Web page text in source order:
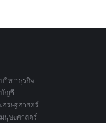
ริหารธุรกิจ
ญชี
ศรษฐศาสตร์
นุษยศาสตร์